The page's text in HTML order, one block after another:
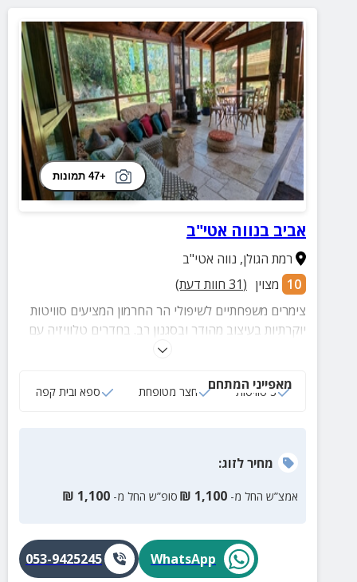
+47 תמונות
אביב בנווה אטי"ב
רמת הגולן, נווה אטי"ב
10 מצוין (
31 חוות דעת)
צימרים משפחתיים לשיפולי הר החרמון המציעים סוויטות
יוקרתיות בעיצוב מהודר ובסגנון רב. בחדרים טלוויזיה עם
שידורי לווין, קמין מחמם ואף מזגן לימי הקיץ.
מאפייני המתחם
3 סוויטות חצר מטופחת ספא ובית קפה
מחירלזוג:
אמצ”ש החל מ- 1,100
₪ סופ”ש החל מ- 1,100
₪
WhatsApp
053-9425245